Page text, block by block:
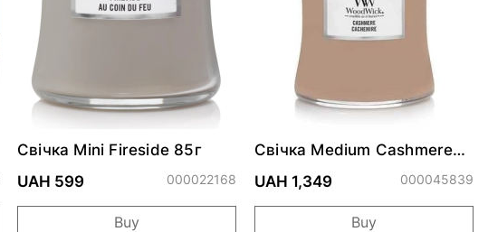
Свічка Mini Fireside 85г
UAH 599
000022168
Buy
Свічка Medium Cashmere
UAH 1,349
000045839
Buy